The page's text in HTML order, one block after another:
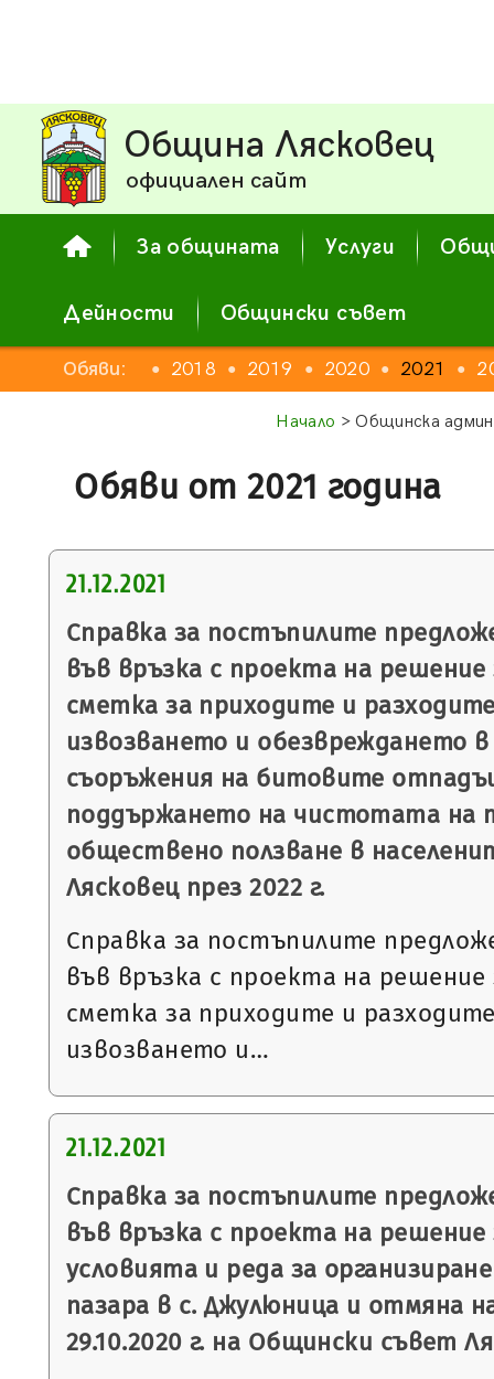
Община Лясковец
официален сайт
За общината Услуги
Дейности Общински съвет
Обяви:
● 2017 ● 2018 ● 2019 ● 2020 ● 2021 ●
Начало > Общинска
Обяви от 2021 година
21.12.2021
Справка за постъпилите
във връзка с проекта на
сметка за приходите и
извозването и обезвреждането в
съоръжения на битовите
поддържането на чистотата на
обществено ползване в
Лясковец през 2022 г.
Справка за постъпилите
във връзка с проекта на
сметка за приходите и
извозването и…
21.12.2021
Справка за постъпилите
във връзка с проекта на решение
условията и реда за
пазара в с. Джулюница и отмяна
29.10.2020 г. на Общински съвет